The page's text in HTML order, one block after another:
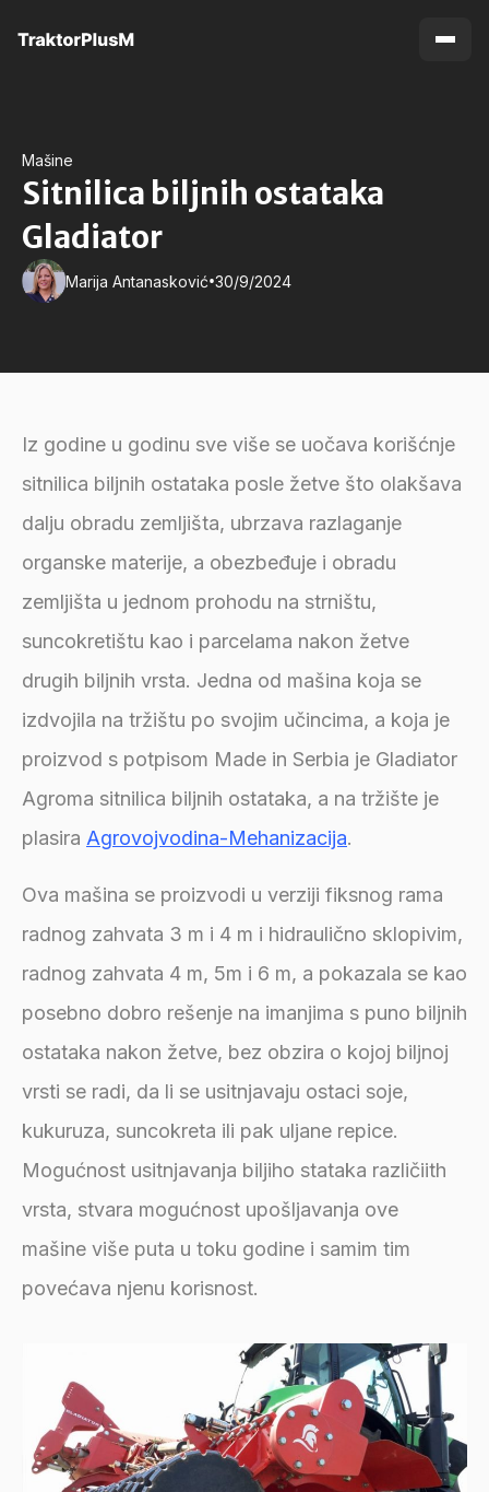
Mašine
Sitnilica biljnih ostataka
Gladiator
Marija Antanasković•30/9/2024
Iz godine u godinu sve više se uočava korišćnje
sitnilica biljnih ostataka posle žetve što olakšava
dalju obradu zemljišta, ubrzava razlaganje
organske materije, a obezbeđuje i obradu
zemljišta u jednom prohodu na strništu,
suncokretištu kao i parcelama nakon žetve
drugih biljnih vrsta. Jedna od mašina koja se
izdvojila na tržištu po svojim učincima, a koja je
proizvod s potpisom Made in Serbia je Gladiator
Agroma sitnilica biljnih ostataka, a na tržište je
plasira Agrovojvodina-Mehanizacija.
Ova mašina se proizvodi u verziji fiksnog rama
radnog zahvata 3 m i 4 m i hidraulično sklopivim,
radnog zahvata 4 m, 5m i 6 m, a pokazala se kao
posebno dobro rešenje na imanjima s puno biljnih
ostataka nakon žetve, bez obzira o kojoj biljnoj
vrsti se radi, da li se usitnjavaju ostaci soje,
kukuruza, suncokreta ili pak uljane repice.
Mogućnost usitnjavanja biljiho stataka različiith
vrsta, stvara mogućnost upošljavanja ove
mašine više puta u toku godine i samim tim
povećava njenu korisnost.